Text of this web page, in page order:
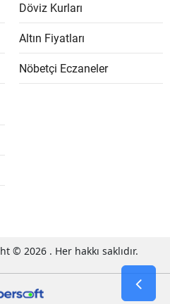
Döviz Kurları
Altın Fiyatları
Nöbetçi Eczaneler
© 2026 . Her hakkı saklıdır.